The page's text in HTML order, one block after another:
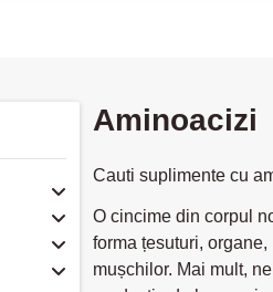
Aminoacizi
Cauti suplimente cu
O cincime din corpul
forma țesuturi,
mușchilor. Mai mult,